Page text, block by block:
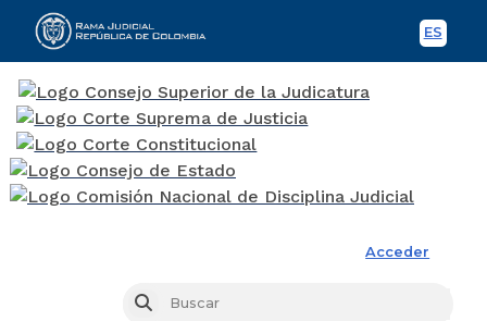
ES
Acceder
Buscar